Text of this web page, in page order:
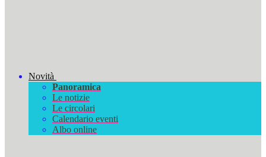
Novità
Panoramica
Le notizie
Le circolari
Calendario eventi
Albo online